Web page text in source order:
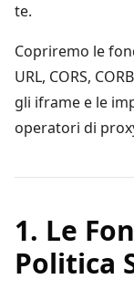
te.
Copriremo le
URL, CORS,
gli iframe e le
operatori di
1. Le
Politica